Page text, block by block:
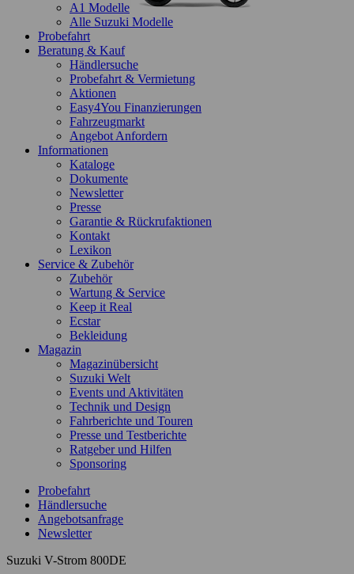
A1 Modelle
Alle Suzuki Modelle
Probefahrt
Beratung & Kauf
Händlersuche
Probefahrt & Vermietung
Aktionen
Easy4You Finanzierungen
Fahrzeugmarkt
Angebot Anfordern
Informationen
Kataloge
Dokumente
Newsletter
Presse
Garantie & Rückrufaktionen
Kontakt
Lexikon
Service & Zubehör
Zubehör
Wartung & Service
Keep it Real
Ecstar
Bekleidung
Magazin
Magazinübersicht
Suzuki Welt
Events und Aktivitäten
Technik und Design
Fahrberichte und Touren
Presse und Testberichte
Ratgeber und Hilfen
Sponsoring
Probefahrt
Händlersuche
Angebotsanfrage
Newsletter
Suzuki V-Strom 800DE